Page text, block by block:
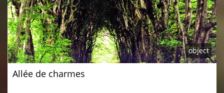
object
Allée de charmes